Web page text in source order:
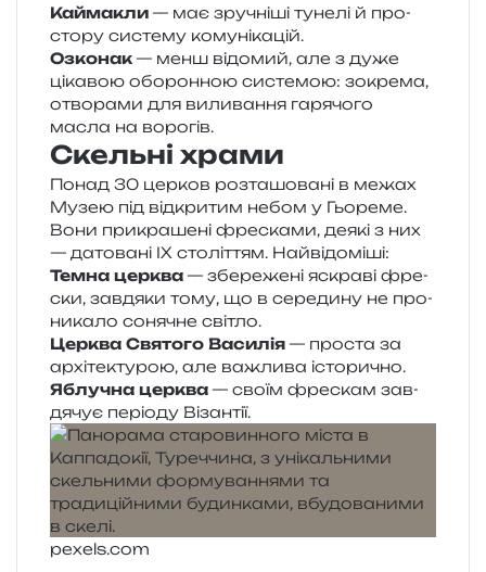
Каймакли— має зру­чні­ші туне­лі й про­
сто­ру систе­му комунікацій.
Озконак— менш відо­мий, але з дуже
ціка­вою обо­рон­ною систе­мою: зокре­ма,
отво­ра­ми для вили­ва­н­ня гаря­чо­го
масла на ворогів.
Скельні храми
Понад 30 цер­ков роз­та­шо­ва­ні в межах
Музею під від­кри­тим небом у Гьореме.
Вони при­кра­ше­ні фре­ска­ми, деякі з них
— дато­ва­ні IX сто­лі­т­тям. Найвідоміші:
Темна цер­ква— збе­ре­же­ні яскра­ві фре­
ски, зав­дя­ки тому, що в сере­ди­ну не про­
ни­ка­ло соня­чне світло.
Церква Святого Василія— про­ста за
архі­те­кту­рою, але важли­ва історично.
Яблучна цер­ква— своїм фре­скам зав­
дя­чує пері­о­ду Візантії.
pexels​.com